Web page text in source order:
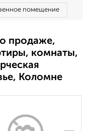
помещение
продаже,
комнаты,
Коломне